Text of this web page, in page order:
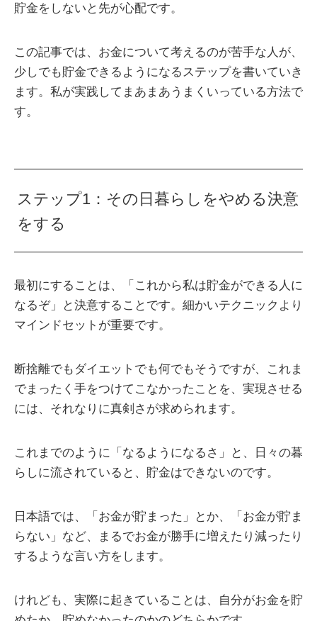
貯金をしないと先が心配です。
この記事では、お金について考えるのが苦手な人が、
少しでも貯金できるようになるステップを書いていき
ます。私が実践してまあまあうまくいっている方法で
す。
ステップ1：その日暮らしをやめる決意
をする
最初にすることは、「これから私は貯金ができる人に
なるぞ」と決意することです。細かいテクニックより
マインドセットが重要です。
断捨離でもダイエットでも何でもそうですが、これま
でまったく手をつけてこなかったことを、実現させる
には、それなりに真剣さが求められます。
これまでのように「なるようになるさ」と、日々の暮
らしに流されていると、貯金はできないのです。
日本語では、「お金が貯まった」とか、「お金が貯ま
らない」など、まるでお金が勝手に増えたり減ったり
するような言い方をします。
けれども、実際に起きていることは、自分がお金を貯